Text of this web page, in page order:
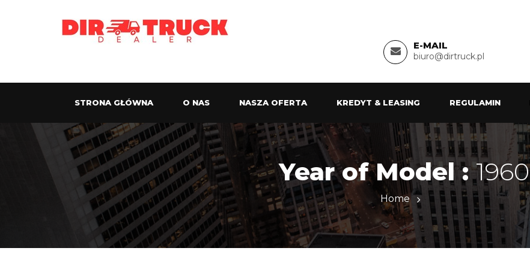
E-MAIL
biuro@dirtruck.pl
STRONA GŁÓWNA O NAS NASZA OFERTA KREDYT & LEASING REGULAMIN
Year of Model :1960
Home